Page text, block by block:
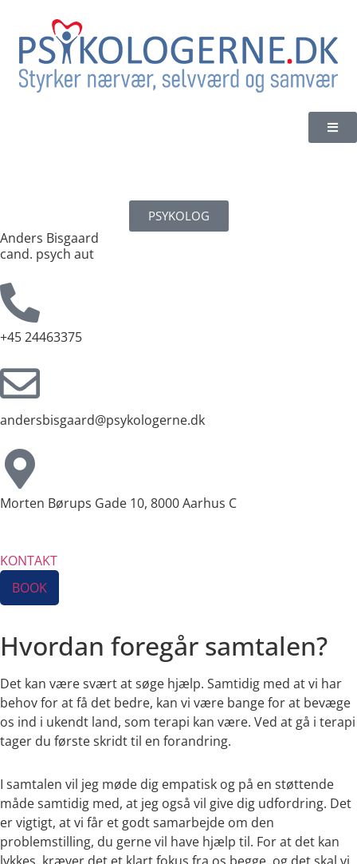
PSYKOLOG
Anders Bisgaard
cand. psych aut
+4524463375
andersbisgaard@psykologerne.dk
Morten Børups Gade 10, 8000 Aarhus C
KONTAKT
BOOK
Hvordan foregår samtalen?
Det kan være svært at søge hjælp. Samtidig med at vi har
behov for at få det bedre, kan vi være bange for at bevæge
os ind i ukendt land, som terapi kan være. Ved at gå i terapi
tager du første skridt til en forandring.
I samtalen vil jeg møde dig empatisk og på en støttende
måde samtidig med, at jeg også vil give dig udfordring. Det
er vigtigt, at vi får et godt samarbejde om den
problemstilling, du gerne vil have hjælp til. For at det kan